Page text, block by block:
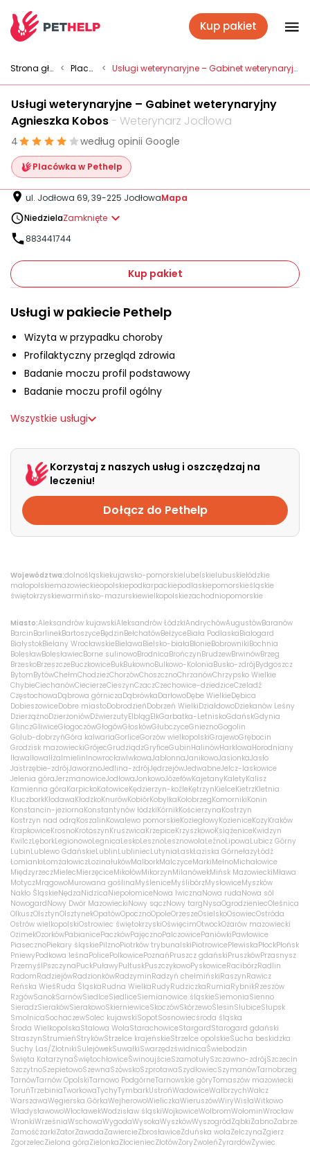
+48 790 277 277
EN
Pakiety weterynaryjne
Ubezpieczenie psa i kota
Benefit dla firm
O nas
Placówki
Zaloguj się
Kup pakiet
Strona główna < Placówki < Usługi weterynaryjne – Gabinet weterynaryjny Agnieszka Kobos
Usługi weterynaryjne – Gabinet weterynaryjny
Agnieszka Kobos- Weterynarz Jodłowa
4 według opinii Google
Placówka w Pethelp
ul. Jodłowa 69, 39-225 JodłowaMapa
NiedzielaZamknięte
883441744
Kup pakiet
Usługi w pakiecie Pethelp
Wizyta w przypadku choroby
Profilaktyczny przegląd zdrowia
Badanie moczu profil podstawowy
Badanie moczu profil ogólny
Wszystkie usługi
Korzystaj z naszych usług i oszczędzaj na
leczeniu!
Dołącz do Pethelp
Województwa:dolnośląskiekujawsko-pomorskielubelskielubuskiełódzkie
małopolskiemazowieckieopolskiepodkarpackiepodlaskiepomorskieśląskie
świętokrzyskiewarmińsko-mazurskiewielkopolskiezachodniopomorskie
Miasto:Aleksandrów kujawskiAleksandrów ŁódzkiAndrychówAugustówBaranów
BarcinBarlinekBartoszyceBędzinBełchatówBełżyceBiała PodlaskaBiałogard
BiałystokBielany WrocławskieBielawaBielsko-białaBłonieBobrownikiBochnia
BolesławBolesławiecBorne sulinowoBrodnicaBrończynBrudzewBrwinówBrzeg
BrzeskoBrzeszczeBuczkowiceBukBukownoBulkowo-KoloniaBusko-zdrójBydgoszcz
BytomBytówChełmChodzieżChorzówChoszcznoChrzanówChrzypsko Wielkie
ChybieCiechanówCiecierzeCieszynCzaczCzechowice-dziedziceCzeladź
CzęstochowaDąbrowa górniczaDąbrówkaDarłowoDębe WielkieDębica
DobieszowiceDobre miastoDobrodzieńDobrzeń WielkiDziałdowoDziekanów Leśny
DzierżążnoDzierżoniówDźwierzutyElblągEłkGarbatka-LetniskoGdańskGdynia
GlinczGliwiceGłogoczówGłogówGłoskówGłubczyceGnieznoGogolin
Golub-dobrzyńGóra kalwariaGorliceGorzów wielkopolskiGrajewoGrębocin
Grodzisk mazowieckiGrójecGrudziądzGryficeGubinHalinówHarklowaHorodniany
IławaIłowaIłżaImielinInowrocławIwkowaJabłonnaJanikowoJasionkaJasło
Jastrzębie-zdrójJaworznoJedlina-zdrójJędrzejówJedwabneJelcz-laskowice
Jelenia góraJerzmanowiceJodłowaJonkowoJózefówKajetanyKaletyKalisz
Kamienna góraKarpickoKatowiceKędzierzyn-koźleKętrzynKielceKietrzKletnia
KluczborkKłodawaKłodzkoKnurówKobiórKobyłkaKołobrzegKomornikiKonin
Konstancin-jeziornaKonstantynów łódzkiKórnikKościerzynaKostrzyn
Kostrzyn nad odrąKoszalinKowalewo pomorskieKoziegłowyKozieniceKozyKraków
KrapkowiceKrosnoKrotoszynKruszwicaKrzepiceKrzyszkowoKsiążeniceKwidzyn
KwilczLęborkLegionowoLegnicaLeskoLesznoLesznowolaLeźnoLipowaLubicz Górny
LubinLublewo GdańskieLublinLubliniecLutyniaŁaskŁaziska GórnełazyŁódź
ŁomiankiŁomżałowiczŁozinałukówMalborkMalczyceMarkiMełnoMichałowice
MiędzyrzeczMielecMierzęciceMikołówMikorzynMilanówekMińsk MazowieckiMława
MotyczMrągowoMurowana goślinaMyśleniceMyślibórzMysłowiceMyszków
Nakło ŚląskieNędzaNidzicaNiepołomiceNowa IwicznaNowa rudaNowa sól
NowogardNowy Dwór MazowieckiNowy sączNowy targNysaOgrodzieniecOleśnica
OlkuszOlsztynOlsztynekOpatówOpocznoOpoleOrzeszeOsielskoOsowiecOstróda
Ostrów wielkopolskiOstrowiec świętokrzyskiOświęcimOtwockOżarów mazowiecki
OzimekOzorkówPabianicePaczkówPajęcznoPalczowicePaniówkiPawłowice
PiasecznoPiekary śląskiePilznoPiotrków trybunalskiPiotrowicePlewiskaPłockPłońsk
PniewyPodkowa leśnaPolicePolkowicePoznańPruszcz gdańskiPruszkówPrzasnysz
PrzemyślPszczynaPuckPuławyPułtuskPuszczykowoPyskowiceRacibórzRadlin
RadomRadziejówRadzionkówRadzyminRadzyń chełmińskiRaszynRawicz
Reńska WieśRuda ŚląskaRudna WielkaRudyRudziczkaRumiaRybnikRzeszów
RzgówSanokSarnówSiedlceSiedliceSiemianowice śląskieSiemoniaSienno
SieradzSierakówSierakowoSkierniewiceSkoczówSkórzewoŚlesinSłubiceSłupsk
SmolnicaSochaczewSolec kujawskiSopotSosnowiecśroda śląska
Środa WielkopolskaStalowa WolaStarachowiceStargardStarogard gdański
StraszynStrumieńStrykówStrzelce krajeńskieStrzelce opolskieSucha beskidzka
Suchy Las/ZłotnikiSulejówekSuwałkiSwarzędzświdnicaŚwiebodzin
Święta KatarzynaŚwiętochłowiceŚwinoujścieSzamotułySzczawno-zdrójSzczecin
SzczytnoSzepietowoSzewnaSzówskoSzprotawaSzydłowiecSzymanówTarnobrzeg
TarnówTarnów OpolskiTarnowo PodgórneTarnowskie góryTomaszów mazowiecki
ToruńTrzebiniaTworkowaTychyTymbarkUstrońWadowiceWałbrzychWałcz
WarszawaWęgierska GórkaWejherowoWieliczkaWieruszówWiryWisłaWitkowo
WładysławowoWłocławekWodzisław śląskiWojkowiceWolbromWołominWrocław
WronkiWrześniaWschowaWygodaWysokaWyszkówWyszogródZąbkiŻabnoZabrze
ZamośćżarkiZatorZawadaZawiercieZbrosławiceZduńska wolaZelczynaZgierz
ZgorzelecZielona góraZielonkaZłocieniecZłotówŻoryZwoleńŻyrardówŻywiec